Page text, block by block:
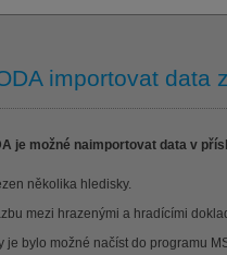
importovat data
je možné naimportovat data v
několika hledisky.
mezi hrazenými a hradícími
je bylo možné načíst do programu